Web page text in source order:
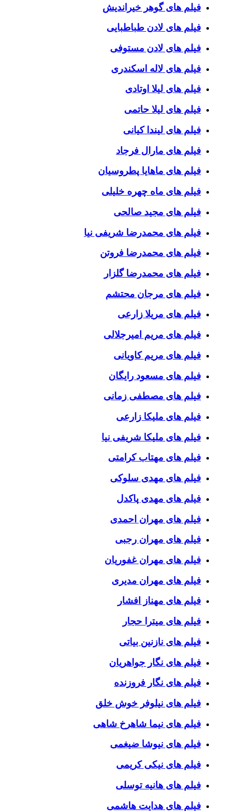
فیلم های گوهر خیراندیش
فیلم های لادن طباطبایی
فیلم های لادن مستوفی
فیلم های لاله اسکندری
فیلم های لیلا اوتادی
فیلم های لیلا حاتمی
فیلم های لیندا کیانی
فیلم های مارال فرجاد
فیلم های ماهایا پطروسیان
فیلم های ماه چهره خلیلی
فیلم های مجید صالحی
فیلم های محمدرضا شریفی نیا
فیلم های محمدرضا فروتن
فیلم های محمدرضا گلزار
فیلم های مرجان محتشم
فیلم های مریلا زارعی
فیلم های مریم امیرجلالی
فیلم های مریم کاویانی
فیلم های مسعود رایگان
فیلم های مصطفی زمانی
فیلم های ملیکا زارعی
فیلم های ملیکا شریفی نیا
فیلم های مهتاب کرامتی
فیلم های مهدی سلوکی
فیلم های مهدی پاکدل
فیلم های مهران احمدی
فیلم های مهران رجبی
فیلم های مهران غفوریان
فیلم های مهران مدیری
فیلم های مهناز افشار
فیلم های میترا حجار
فیلم های نازنین بیاتی
فیلم های نگار جواهریان
فیلم های نگار فروزنده
فیلم های نیلوفر خوش خلق
فیلم های نیما شاهرخ شاهی
فیلم های نیوشا ضیغمی
فیلم های نیکی کریمی
فیلم های هانیه توسلی
فیلم های هدایت هاشمی